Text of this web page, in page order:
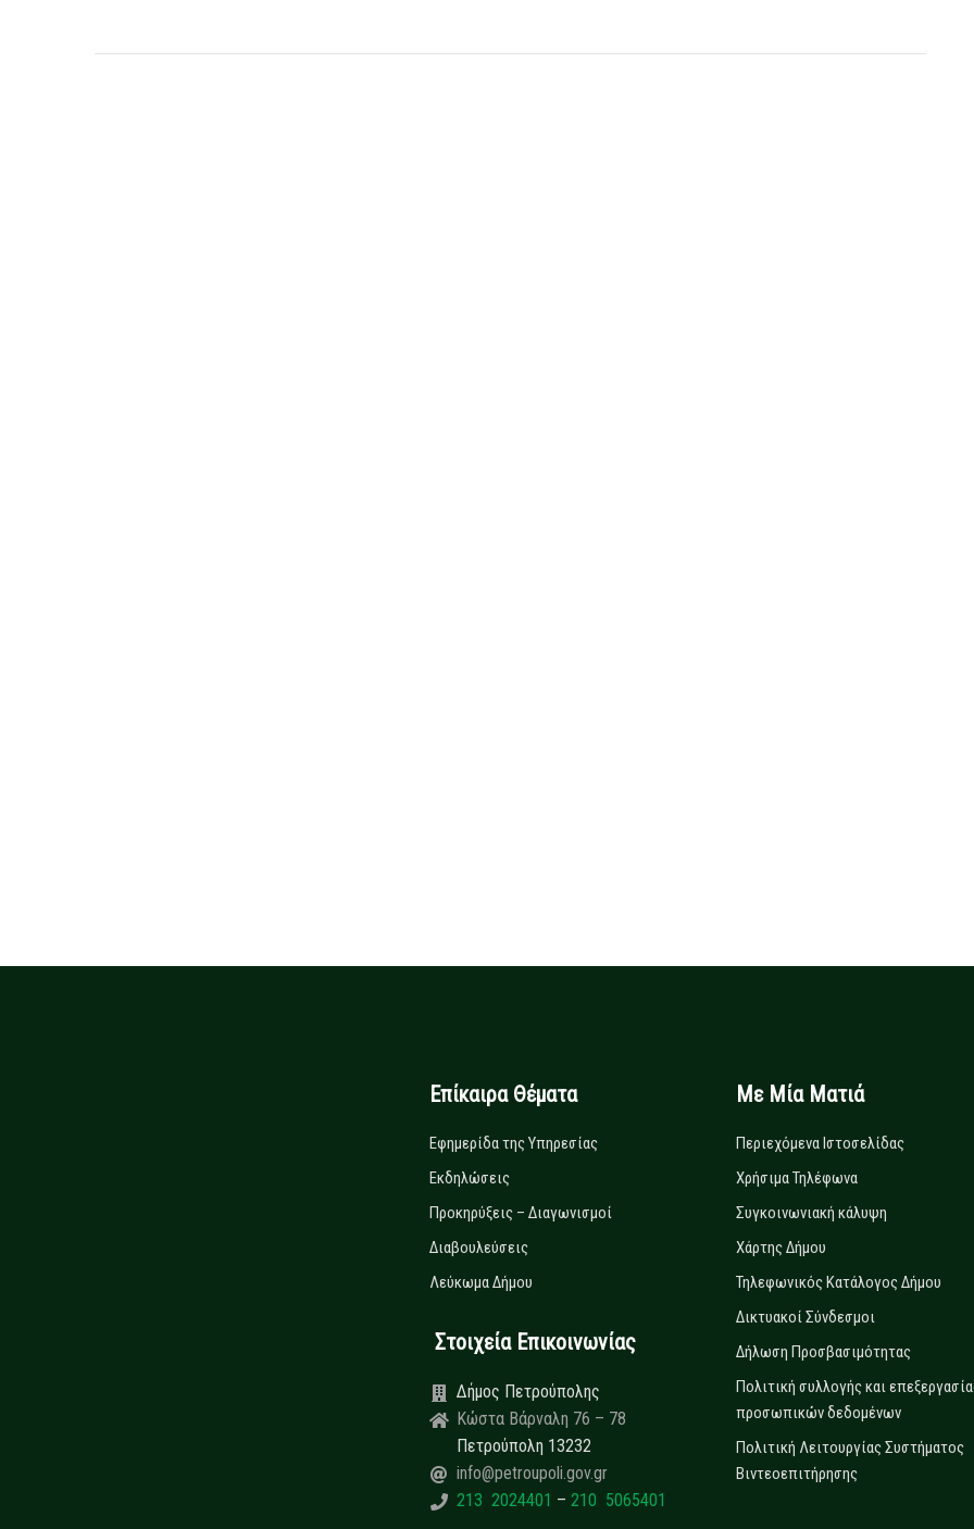
Επίκαιρα Θέματα
Εφημερίδα της Υπηρεσίας
Εκδηλώσεις
Προκηρύξεις – Διαγωνισμοί
Διαβουλεύσεις
Λεύκωμα Δήμου
Στοιχεία Επικοινωνίας
Δήμος Πετρούπολης
Κώστα Βάρναλη 76 – 78
Πετρούπολη 13232
info@petroupoli.gov.gr
213 2024401 – 210 5065401
Με Μία Ματιά
Περιεχόμενα Ιστοσελίδας
Χρήσιμα Τηλέφωνα
Συγκοινωνιακή κάλυψη
Χάρτης Δήμου
Τηλεφωνικός Κατάλογος Δήμου
Δικτυακοί Σύνδεσμοι
Δήλωση Προσβασιμότητας
Πολιτική συλλογής και
προσωπικών δεδομένων
Πολιτική Λειτουργίας Συστήματος
Βιντεοεπιτήρησης